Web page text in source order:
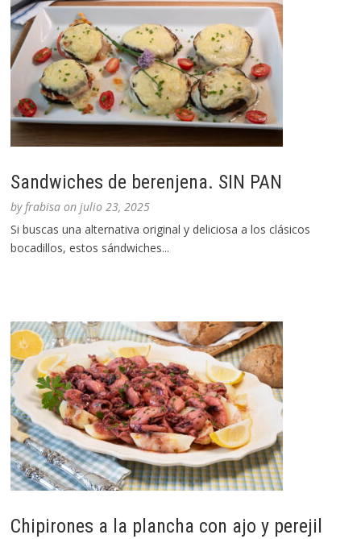
Sandwiches de berenjena. SIN PAN
byfrabisa onjulio 23, 2025
Si buscas una alternativa original y deliciosa a los clásicos
bocadillos, estos sándwiches...
Chipirones a la plancha con ajo y perejil